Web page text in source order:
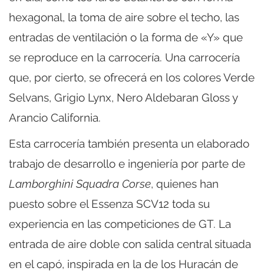
hexagonal, la toma de aire sobre el techo, las
entradas de ventilación o la forma de «Y» que
se reproduce en la carrocería. Una carrocería
que, por cierto, se ofrecerá en los colores Verde
Selvans, Grigio Lynx, Nero Aldebaran Gloss y
Arancio California.
Esta carrocería también presenta un elaborado
trabajo de desarrollo e ingeniería por parte de
Lamborghini Squadra Corse, quienes han
puesto sobre el Essenza SCV12 toda su
experiencia en las competiciones de GT. La
entrada de aire doble con salida central situada
en el capó, inspirada en la de los Huracán de